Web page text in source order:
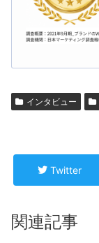
インタビュー
Twitter
関連記事